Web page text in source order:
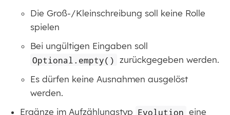
Die Groß-/Kleinschreibung soll keine Rolle
spielen
Bei ungültigen Eingaben soll
Optional.empty() zurückgegeben werden.
Es dürfen keine Ausnahmen ausgelöst
werden.
Ergänze im Aufzählungstyp Evolution eine